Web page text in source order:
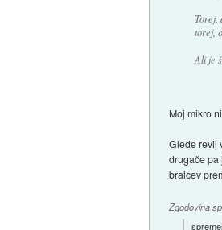
Torej,
torej,
Ali je
Moj mikro
Glede revij
drugače pa
bralcev
Zgodovina